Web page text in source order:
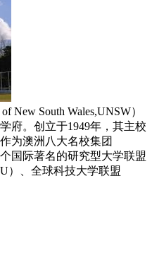
New South Wales,UNSW）
府。创立于1949年，其主校
为澳洲八大名校集团
国际著名的研究型大学联盟
）、全球科技大学联盟